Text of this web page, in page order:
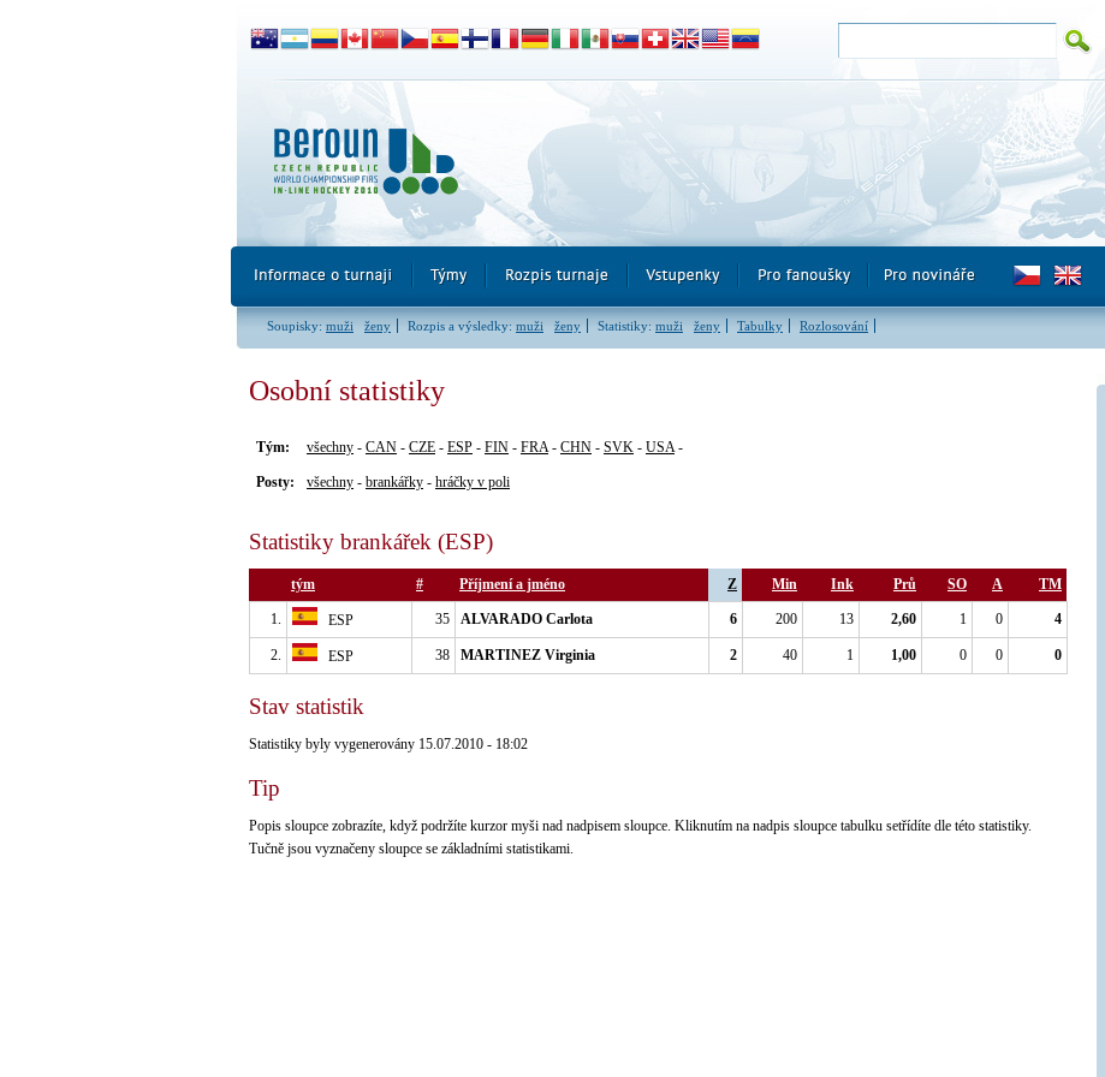
Soupisky: muži ženy Rozpis a výsledky: muži ženy Statistiky: muži ženy Tabulky Rozlosování
Osobní statistiky
Tým: všechny - CAN - CZE - ESP - FIN - FRA- CHN - SVK - USA-
Posty: všechny - brankářky - hráčky v poli
Statistiky brankářek (ESP)
tým # Příjmení a jméno Z Min Ink Prů SO A TM
1. ESP 35 ALVARADO Carlota 6 200 13 2,60 1 0 4
2. ESP 38 MARTINEZ Virginia 2 40 1 1,00 0 0 0
Stav statistik
Statistiky byly vygenerovány 15.07.2010 - 18:02
Tip
Popis sloupce zobrazíte, když podržíte kurzor myši nad nadpisem sloupce. Kliknutím na nadpis sloupce tabulku setřídíte dle této statistiky.
Tučně jsou vyznačeny sloupce se základními statistikami.